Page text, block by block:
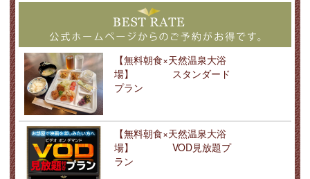
【無料朝食×天然温泉大浴
場】 スタンダード
プラン
【無料朝食×天然温泉大浴
場】 VOD見放題プ
ラン